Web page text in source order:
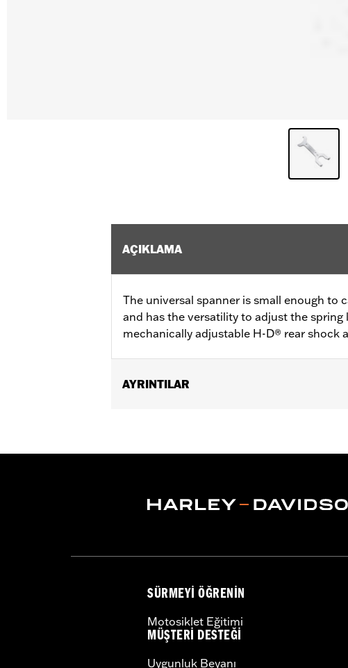
AÇIKLAMA
The universal spanner is small enough to
and has the versatility to adjust the spring
mechanically adjustable H-D® rear shock
AYRINTILAR
Sold In Units:Each
SÜRMEYI ÖĞRENIN
Motosiklet Eğitimi
MÜŞTERI DESTEĞI
Uygunluk Beyanı